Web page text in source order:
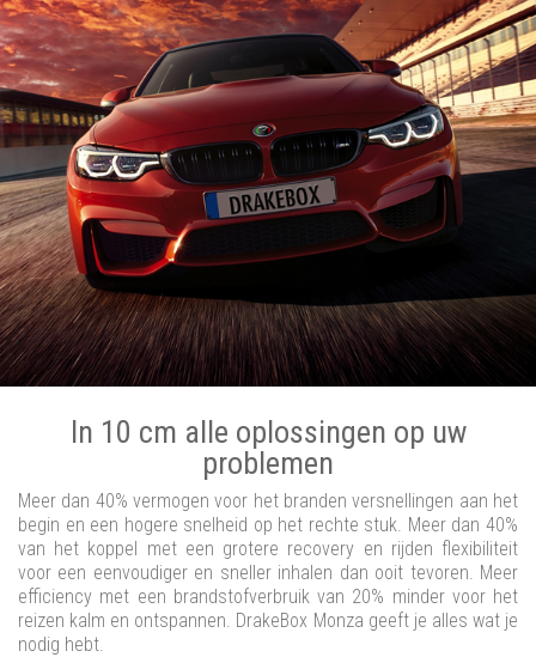
In 10 cm alle oplossingen op uw
problemen
Meer dan 40% vermogen voor het branden versnellingen aan het
begin en een hogere snelheid op het rechte stuk. Meer dan 40%
van het koppel met een grotere recovery en rijden flexibiliteit
voor een eenvoudiger en sneller inhalen dan ooit tevoren. Meer
efficiency met een brandstofverbruik van 20% minder voor het
reizen kalm en ontspannen. DrakeBox Monza geeft je alles wat je
nodig hebt.